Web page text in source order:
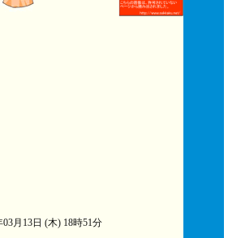
月13日 (木) 18時51分